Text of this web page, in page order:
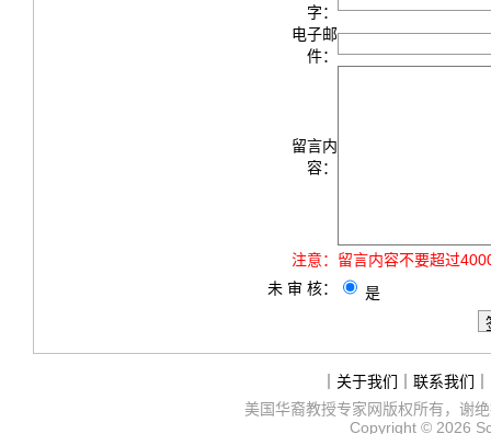
字：
电子邮
件：
留言内
容：
注意： 留言内容不要超过
未 审 核：
是
关于我们 联系我们
美国华裔教授专家网版权所有，谢
Copyright © 2026